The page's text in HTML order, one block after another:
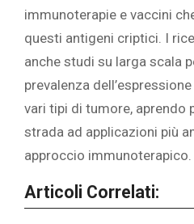
immunoterapie e vaccini
questi antigeni criptici. I
anche studi su larga scala
prevalenza
vari tipi di tumore, aprendo
strada ad applicazioni più
approccio immunoterapico.
Articoli Correlati: